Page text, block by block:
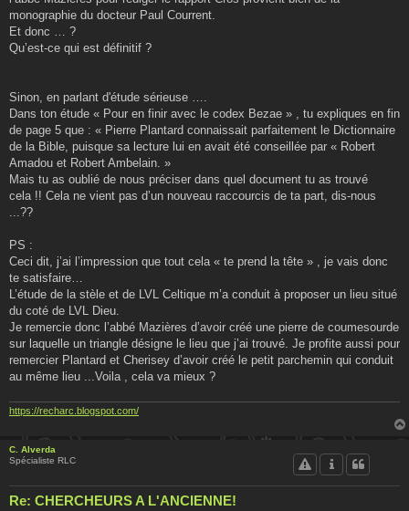
g
monographie du docteur Paul Courrent.
Et donc … ?
Qu’est-ce qui est définitif ?
Sinon, en parlant d'étude sérieuse ….
Dans ton étude « Pour en finir avec le codex Bezae » , tu expliques en fin
de page 5 que : « Pierre Plantard connaissait parfaitement le Dictionnaire
de la Bible, puisque sa lecture lui en avait été conseillée par « Robert
Amadou et Robert Ambelain. »
Mais tu as oublié de nous préciser dans quel document tu as trouvé
cela !! Cela ne vient pas d’un nouveau raccourcis de ta part, dis-nous
...??
PS :
Ceci dit, j’ai l’impression que tout cela « te prend la tête » , je vais donc
te satisfaire…
L’étude de la stèle et de LVL Celtique m’a conduit à proposer un lieu situé
du coté de LVL Dieu.
Je remercie donc l’abbé Mazières d’avoir créé une pierre de coumesourde
sur laquelle un triangle désigne le lieu que j’ai trouvé. Je profite aussi pour
remercier Plantard et Cherisey d’avoir créé le petit parchemin qui conduit
au même lieu ...Voila , cela va mieux ?
https://recharc.blogspot.com/
C. Alverda
Spécialiste RLC
Re: CHERCHEURS A L'ANCIENNE!